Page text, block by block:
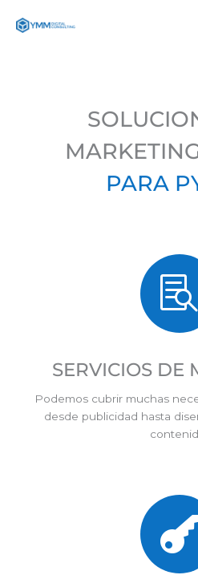
PARA

SERVICIOS DE
Podemos cubrir muchas
desde publicidad hasta

negocio con